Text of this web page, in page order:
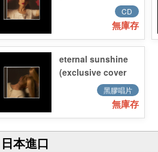
CD
無庫存
eternal sunshine
(exclusive cover
黑膠唱片
無庫存
日本進口